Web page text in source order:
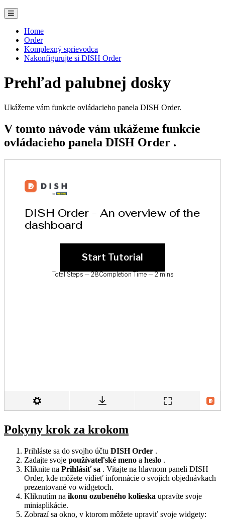
Home
Order
Komplexný sprievodca
Nakonfigurujte si DISH Order
Prehľad palubnej dosky
Ukážeme vám funkcie ovládacieho panela DISH Order.
V tomto návode vám ukážeme funkcie
ovládacieho panela DISH Order .
Pokyny krok za krokom
Prihláste sa do svojho účtu DISH Order .
Zadajte svoje používateľské meno a heslo .
Kliknite na Prihlásiť sa . Vitajte na hlavnom paneli DISH
Order, kde môžete vidieť informácie o svojich objednávkach
prezentované vo widgetoch.
Kliknutím na ikonu ozubeného kolieska upravíte svoje
miniaplikácie.
Zobrazí sa okno, v ktorom môžete upraviť svoje widgety: